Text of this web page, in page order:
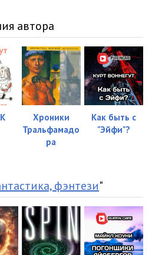
03:26
01:18
02:20
01:26
01:53
03:23
02:32
01:23
автора
Хроники
Тральфамадо
ра
Как быть с
"Эйфи"?
фэнтези"